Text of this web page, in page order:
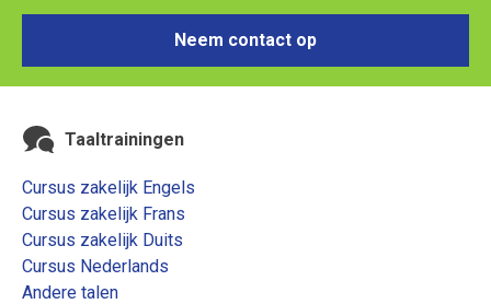
Neem contact op
Taaltrainingen
Cursus zakelijk Engels
Cursus zakelijk Frans
Cursus zakelijk Duits
Cursus Nederlands
Andere talen